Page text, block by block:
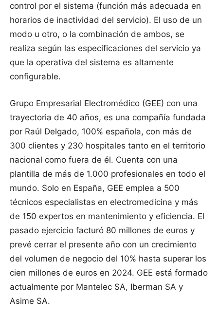
control por el sistema (función más adecuada en
horarios de inactividad del servicio). El uso de un
modo u otro, o la combinación de ambos, se
realiza según las especificaciones del servicio ya
que la operativa del sistema es altamente
configurable.
Grupo Empresarial Electromédico (GEE) con una
trayectoria de 40 años, es una compañía fundada
por Raúl Delgado, 100% española, con más de
300 clientes y 230 hospitales tanto en el territorio
nacional como fuera de él. Cuenta con una
plantilla de más de 1.000 profesionales en todo el
mundo. Solo en España, GEE emplea a 500
técnicos especialistas en electromedicina y más
de 150 expertos en mantenimiento y eficiencia. El
pasado ejercicio facturó 80 millones de euros y
prevé cerrar el presente año con un crecimiento
del volumen de negocio del 10% hasta superar los
cien millones de euros en 2024. GEE está formado
actualmente por Mantelec SA, Iberman SA y
Asime SA.